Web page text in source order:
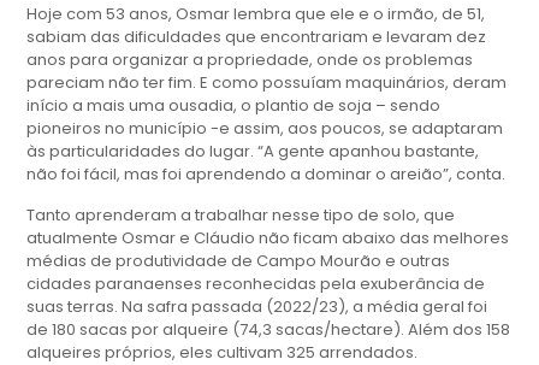
Hoje com 53 anos, Osmar lembra que ele e o irmão, de 51,
sabiam das dificuldades que encontrariam e levaram dez
anos para organizar a propriedade, onde os problemas
pareciam não ter fim. E como possuíam maquinários, deram
início a mais uma ousadia, o plantio de soja – sendo
pioneiros no município -e assim, aos poucos, se adaptaram
às particularidades do lugar. “A gente apanhou bastante,
não foi fácil, mas foi aprendendo a dominar o areião”, conta.
Tanto aprenderam a trabalhar nesse tipo de solo, que
atualmente Osmar e Cláudio não ficam abaixo das melhores
médias de produtividade de Campo Mourão e outras
cidades paranaenses reconhecidas pela exuberância de
suas terras. Na safra passada (2022/23), a média geral foi
de 180 sacas por alqueire (74,3 sacas/hectare). Além dos 158
alqueires próprios, eles cultivam 325 arrendados.